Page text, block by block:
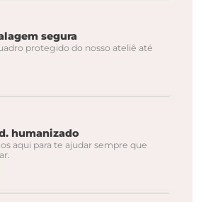
segura
protegido do nosso ateliê até
humanizado
aqui para te ajudar sempre que